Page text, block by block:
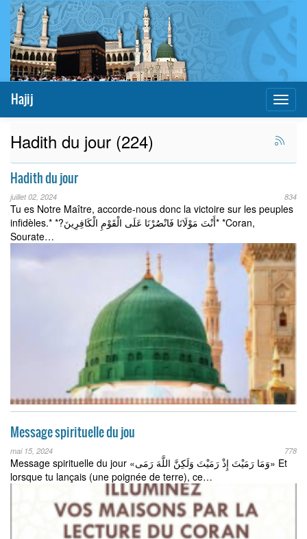
Hajij
Hadith du jour (224)
Hadith du jour
juillet 02, 2024 834
Tu es Notre Maître, accorde-nous donc la victoire sur les peuples
infidèles.* *?أَنْتَ مَوْلَانَا فَانْصُرْنَا عَلَى الْقَوْمِ الْكَافِرِينَ* *Coran,
Sourate…
Message spirituelle du jou
mai 15, 2024 778
Message spirituelle du jour «وَمَا رَمَيْتَ إِذْ رَمَيْتَ وَلَكِنَّ اللَّهَ رَمَى» Et
lorsque tu lançais (une poignée de terre), ce…